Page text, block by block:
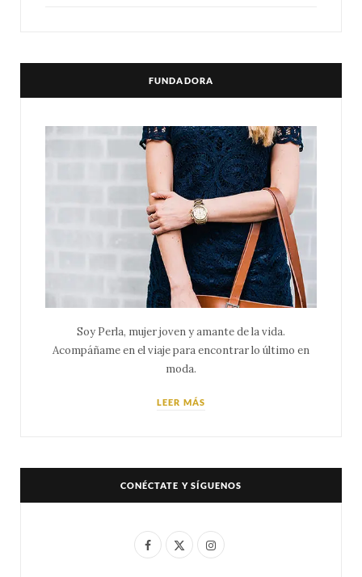
FUNDADORA
Soy Perla, mujer joven y amante de la vida.
Acompáñame en el viaje para encontrar lo último en
moda.
LEER MÁS
CONÉCTATE Y SÍGUENOS
F
X
I